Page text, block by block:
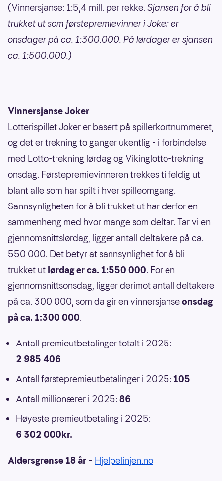
(Vinnersjanse: 1:5,4 mill. per rekke. Sjansen for å bli
trukket ut som førstepremievinner i Joker er
onsdager på ca. 1:300.000. På lørdager er sjansen
ca. 1:500.000.)
Vinnersjanse Joker
Lotterispillet Joker er basert på spillerkortnummeret,
og det er trekning to ganger ukentlig - i forbindelse
med Lotto-trekning lørdag og Vikinglotto-trekning
onsdag. Førstepremievinneren trekkes tilfeldig ut
blant alle som har spilt i hver spilleomgang.
Sannsynligheten for å bli trukket ut har derfor en
sammenheng med hvor mange som deltar. Tar vi en
gjennomsnittslørdag, ligger antall deltakere på ca.
550 000. Det betyr at sannsynlighet for å bli
trukket ut lørdag er ca. 1:550 000. For en
gjennomsnittsonsdag, ligger derimot antall deltakere
på ca. 300 000, som da gir en vinnersjanseonsdag
på ca. 1:300 000.
Antall premieutbetalinger totalt i 2025:
2 985 406
Antall førstepremieutbetalinger i 2025: 105
Antall millionærer i 2025: 86
Høyeste premieutbetaling i 2025:
6 302 000kr.
Aldersgrense 18 år – Hjelpelinjen.no